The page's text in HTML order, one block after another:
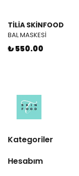
TİLİA SKİNFOOD
BAL MASKESİ
₺ 550.00
Kategoriler
Hesabım